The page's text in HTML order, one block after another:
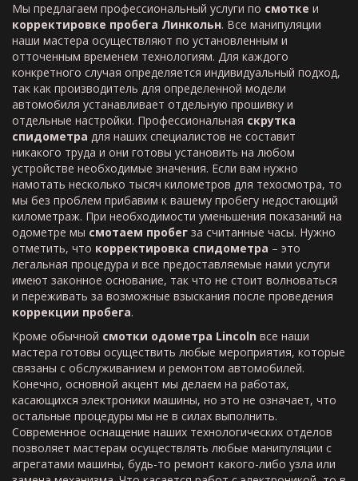
Мы предлагаем профессиональный услуги по смотке и
корректировке пробега Линкольн. Все манипуляции
наши мастера осуществляют по установленным и
отточенным временем технологиям. Для каждого
конкретного случая определяется индивидуальный подход,
так как производитель для определенной модели
автомобиля устанавливает отдельную прошивку и
отдельные настройки. Профессиональная скрутка
спидометра для наших специалистов не составит
никакого труда и они готовы установить на любом
устройстве необходимые значения. Если вам нужно
намотать несколько тысяч километров для техосмотра, то
мы без проблем прибавим к вашему пробегу недостающий
километраж. При необходимости уменьшения показаний на
одометре мы смотаем пробег за считанные часы. Нужно
отметить, что корректировка спидометра – это
легальная процедура и все предоставляемые нами услуги
имеют законное основание, так что не стоит волноваться
и переживать за возможные взыскания после проведения
коррекции пробега.
Кроме обычной смотки одометра Lincoln все наши
мастера готовы осуществить любые мероприятия, которые
связаны с обслуживанием и ремонтом автомобилей.
Конечно, основной акцент мы делаем на работах,
касающихся электроники машины, но это не означает, что
остальные процедуры мы не в силах выполнить.
Современное оснащение наших технологических отделов
позволяет мастерам осуществлять любые манипуляции с
агрегатами машины, будь-то ремонт какого-либо узла или